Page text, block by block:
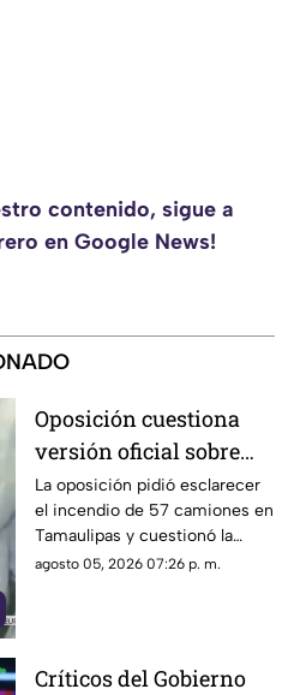
contenido, sigue a
en Google News!
Oposición cuestiona
versión oficial sobre
incendio de 57
camiones en
Tamaulipas
La oposición pidió esclarecer
el incendio de 57 camiones en
Tamaulipas y cuestionó la
versión presentada por las
agosto 05, 2026 07:26 p. m.
Críticos del Gobierno